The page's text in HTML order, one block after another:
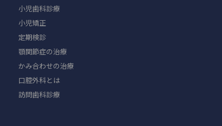
小児歯科診療
小児矯正
定期検診
顎関節症の治療
かみ合わせの治療
口腔外科とは
訪問歯科診療